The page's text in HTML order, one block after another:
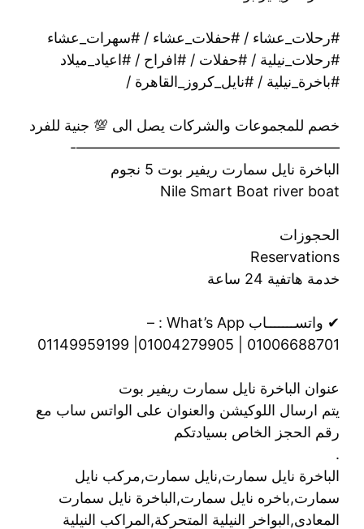
#رحلات_عشاء / #حفلات_عشاء / #سهرات_عشاء
#رحلات_نيلية / #حفلات / #افراح / #اعياد_ميلاد
#باخرة_نيلية / #نايل_كروز_القاهرة /
خصم للمجموعات والشركات يصل الى 💯 جنية للفرد
——————————————————-
الباخرة نايل سمارت ريفير بوت 5 نجوم
Nile Smart Boat river boat
الحجوزات
Reservations
خدمة هاتفية 24 ساعة
✔ واتســـــــاب What’s App : –
01006688701 | 01004279905| 01149959199
عنوان الباخرة نايل سمارت ريفير بوت
يتم ارسال اللوكيشن والعنوان على الواتس ساب مع
رقم الحجز الخاص بسيادتكم
.
الباخرة نايل سمارت,نايل سمارت,مركب نايل
سمارت,باخره نايل سمارت,الباخرة نايل سمارت
المعادى,البواخر النيلية المتحركة,المراكب النيلية